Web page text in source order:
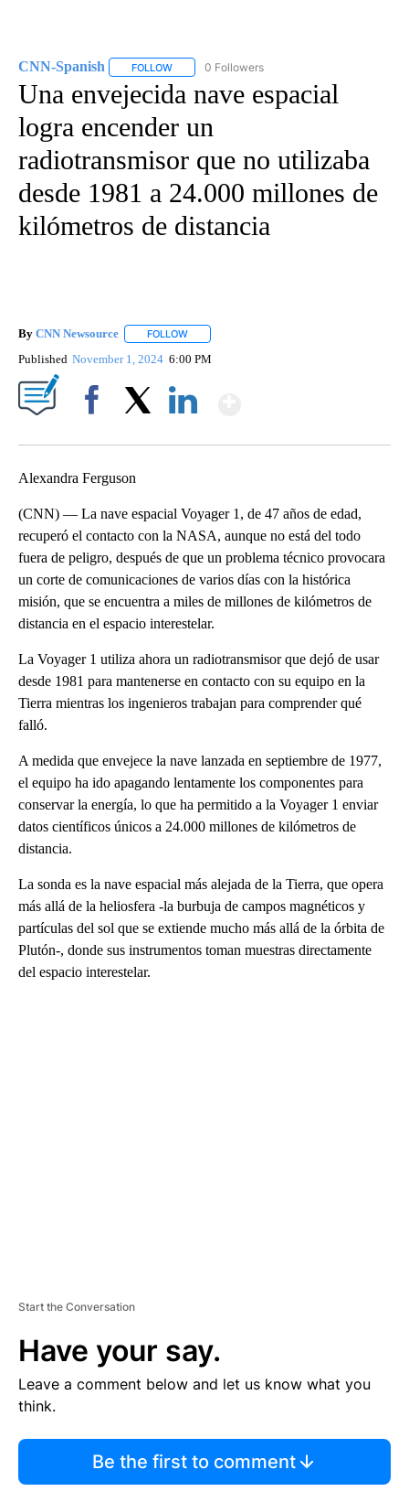
CNN-Spanish FOLLOW FOLLOW "CNN-SPANISH" TO RECEIVE
0 Followers
Una envejecida nave espacial
logra encender un
radiotransmisor que no utilizaba
desde 1981 a 24.000 millones de
kilómetros de distancia
By CNN Newsource FOLLOW
Published November 1, 2024 6:00 PM
Alexandra Ferguson
(CNN) — La nave espacial Voyager 1, de 47 años de edad,
recuperó el contacto con la NASA, aunque no está del todo
fuera de peligro, después de que un problema técnico provocara
un corte de comunicaciones de varios días con la histórica
misión, que se encuentra a miles de millones de kilómetros de
distancia en el espacio interestelar.
La Voyager 1 utiliza ahora un radiotransmisor que dejó de usar
desde 1981 para mantenerse en contacto con su equipo en la
Tierra mientras los ingenieros trabajan para comprender qué
falló.
A medida que envejece la nave lanzada en septiembre de 1977,
el equipo ha ido apagando lentamente los componentes para
conservar la energía, lo que ha permitido a la Voyager 1 enviar
datos científicos únicos a 24.000 millones de kilómetros de
distancia.
La sonda es la nave espacial más alejada de la Tierra, que opera
más allá de la heliosfera -la burbuja de campos magnéticos y
partículas del sol que se extiende mucho más allá de la órbita de
Plutón-, donde sus instrumentos toman muestras directamente
del espacio interestelar.
Start the Conversation
Have your say.
Leave a comment below and let us know what you
think.
Be the first to comment